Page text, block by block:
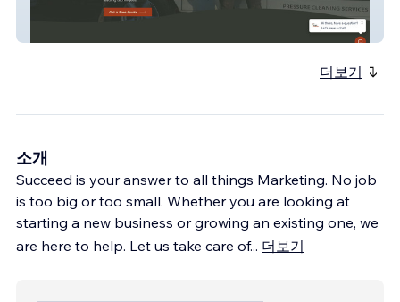
더보기
소개
Succeed is your answer to all things Marketing. No job
is too big or too small. Whether you are looking at
starting a new business or growing an existing one, we
are here to help. Let us take care of... 더보기